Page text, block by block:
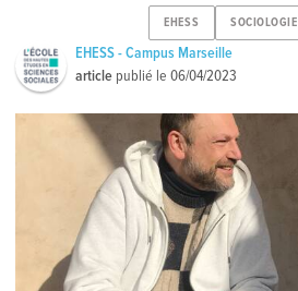
EHESS SOCIOLOGIE
EHESS - Campus Marseille
article publié le06/04/2023